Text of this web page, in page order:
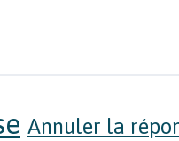
Annuler la